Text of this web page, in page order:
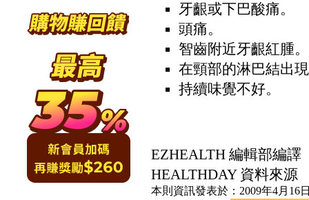
牙齦或下巴酸痛。
頭痛。
智齒附近牙齦紅腫。
在頸部的淋巴結出
持續味覺不好。
EZHEALTH 編輯部編譯
HEALTHDAY 資料來源
本則資訊發表於：2009年4月16